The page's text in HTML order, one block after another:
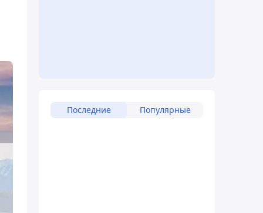
Последние Популярные